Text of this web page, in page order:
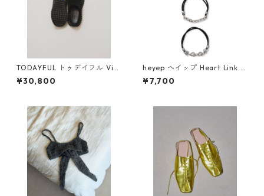
TODAYFUL トゥデイフル Vibr
amsole Leather Sabot 12611
032 BLK
¥30,800
heyep ヘイップ Heart Link H
air Tie – 3 Piece Set hp0892
6
¥7,700